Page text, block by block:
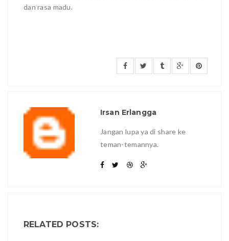
dan rasa madu.
Irsan Erlangga
Jangan lupa ya di share ke
teman-temannya.
RELATED POSTS: